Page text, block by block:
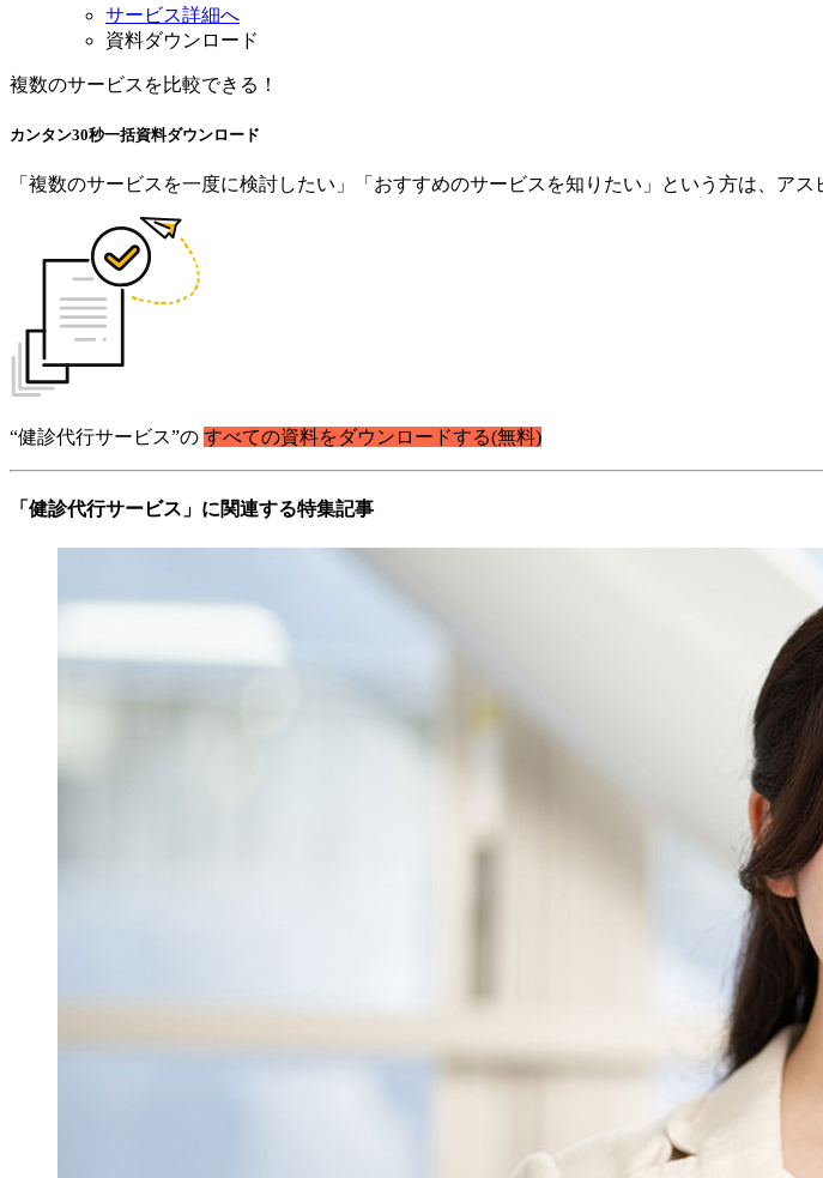
サービス詳細へ
資料ダウンロード
複数のサービスを比較できる！
カンタン30秒一括資料ダウンロード
「複数のサービスを一度に検討したい」「おすすめのサービスを知りたい」という方は、ア
“健診代行サービス”の すべての資料をダウンロードする(無料)
「健診代行サービス」に関連する特集記事